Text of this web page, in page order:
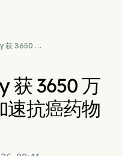
获 3650 万
获 3650 万
速抗癌药物